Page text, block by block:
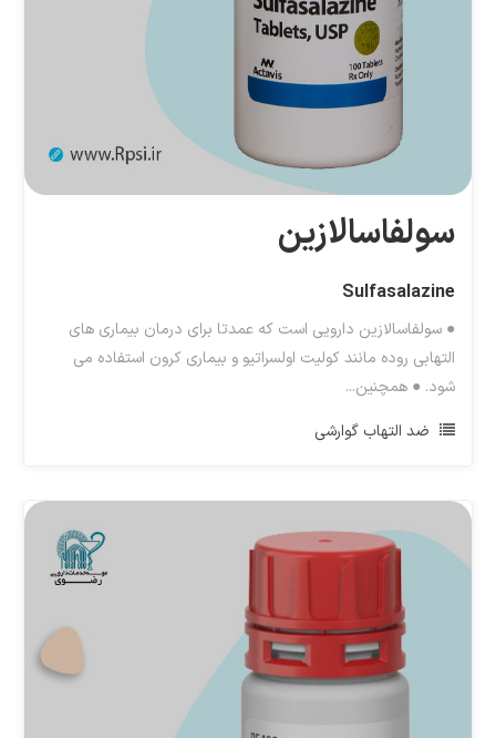
سولفاسالازین
Sulfasalazine
● سولفاسالازین دارویی است که عمدتا برای درمان بیماری های
التهابی روده مانند کولیت اولسراتیو و بیماری کرون استفاده می
شود. ● همچنین...
ضد التهاب گوارشی